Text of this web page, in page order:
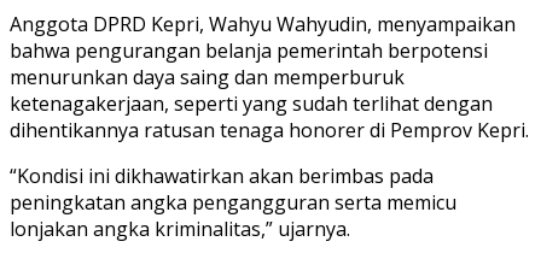
Anggota DPRD Kepri, Wahyu Wahyudin, menyampaikan
bahwa pengurangan belanja pemerintah berpotensi
menurunkan daya saing dan memperburuk
ketenagakerjaan, seperti yang sudah terlihat dengan
dihentikannya ratusan tenaga honorer di Pemprov Kepri.
“Kondisi ini dikhawatirkan akan berimbas pada
peningkatan angka pengangguran serta memicu
lonjakan angka kriminalitas,” ujarnya.